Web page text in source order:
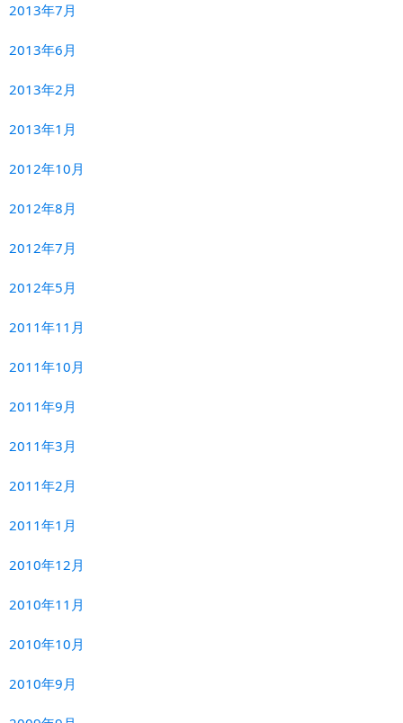
2013年7月
2013年6月
2013年2月
2013年1月
2012年10月
2012年8月
2012年7月
2012年5月
2011年11月
2011年10月
2011年9月
2011年3月
2011年2月
2011年1月
2010年12月
2010年11月
2010年10月
2010年9月